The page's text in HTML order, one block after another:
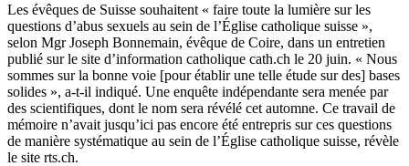
Les évêques de Suisse souhaitent « faire toute la lumière sur les
questions d’abus sexuels au sein de l’Église catholique suisse »,
selon Mgr Joseph Bonnemain, évêque de Coire, dans un entretien
publié sur le site d’information catholique cath.ch le 20 juin. « Nous
sommes sur la bonne voie [pour établir une telle étude sur des] bases
solides », a-t-il indiqué. Une enquête indépendante sera menée par
des scientifiques, dont le nom sera révélé cet automne. Ce travail de
mémoire n’avait jusqu’ici pas encore été entrepris sur ces questions
de manière systématique au sein de l’Église catholique suisse, révèle
le site rts.ch.